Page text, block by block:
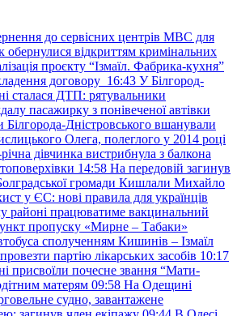
до сервісних центрів МВС для
обернулися відкриттям кримінальних
проєкту “Ізмаїл. Фабрика-кухня”
договору 16:43 У Білгород-
сталася ДТП: рятувальники
пасажирку з понівеченої автівки
Дністровського вшанували
Олега, полеглого у 2014 році
дівчинка вистрибнула з балкона
14:58 На передовій загинув
громади Кишлали Михайло
у ЄС: нові правила для українців
районі працюватиме вакцинальний
пропуску «Мирне – Табаки»
сполученням Кишинів – Ізмаїл
партію лікарських засобів 10:17
присвоїли почесне звання “Мати-
матерям 09:58 На Одещині
судно, завантажене